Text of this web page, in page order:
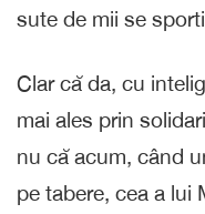
sute de mii se
Clar că da, cu
mai ales prin
nu că acum, când
pe tabere, cea a lui